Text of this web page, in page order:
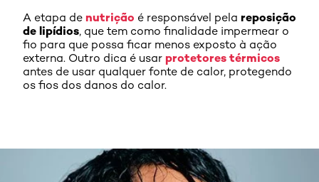
A etapa de nutrição é responsável pela reposição
de lipídios, que tem como finalidade impermear o
fio para que possa ficar menos exposto à ação
externa. Outro dica é usar protetores térmicos
antes de usar qualquer fonte de calor, protegendo
os fios dos danos do calor.